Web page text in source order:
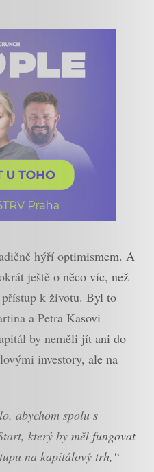
hýří optimismem. A
ještě o něco víc, než
k životu. Byl to
a Petra Kasovi
by neměli jít ani do
investory, ale na
abychom spolu s
který by měl fungovat
na kapitálový trh,“